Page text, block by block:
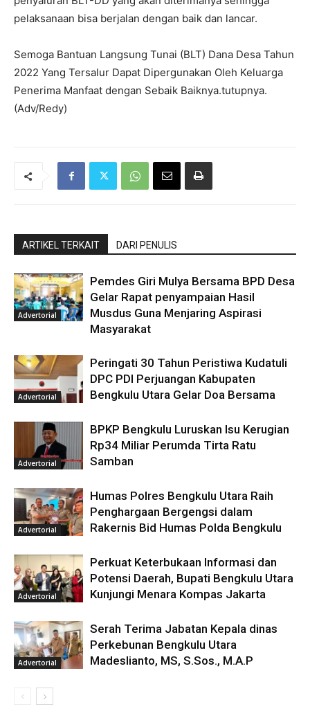
pelaksanaan bisa berjalan dengan baik dan lancar.
Semoga Bantuan Langsung Tunai (BLT) Dana Desa Tahun
2022 Yang Tersalur Dapat Dipergunakan Oleh Keluarga
Penerima Manfaat dengan Sebaik Baiknya.tutupnya.
(Adv/Redy)
ARTIKEL TERKAIT DARI PENULIS
Advertorial
Pemdes Giri Mulya Bersama BPD Desa
Gelar Rapat penyampaian Hasil
Musdus Guna Menjaring Aspirasi
Masyarakat
Advertorial
Peringati 30 Tahun Peristiwa Kudatuli
DPC PDI Perjuangan Kabupaten
Bengkulu Utara Gelar Doa Bersama
Advertorial
BPKP Bengkulu Luruskan Isu Kerugian
Rp34 Miliar Perumda Tirta Ratu
Samban
Advertorial
Humas Polres Bengkulu Utara Raih
Penghargaan Bergengsi dalam
Rakernis Bid Humas Polda Bengkulu
Advertorial
Perkuat Keterbukaan Informasi dan
Potensi Daerah, Bupati Bengkulu Utara
Kunjungi Menara Kompas Jakarta
Advertorial
Serah Terima Jabatan Kepala dinas
Perkebunan Bengkulu Utara
Madeslianto, MS, S.Sos., M.A.P